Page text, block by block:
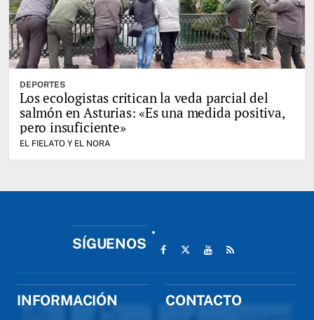
DEPORTES
Los ecologistas critican la veda parcial del
salmón en Asturias: «Es una medida positiva,
pero insuficiente»
EL FIELATO Y EL NORA
SÍGUENOS
INFORMACIÓN CONTACTO